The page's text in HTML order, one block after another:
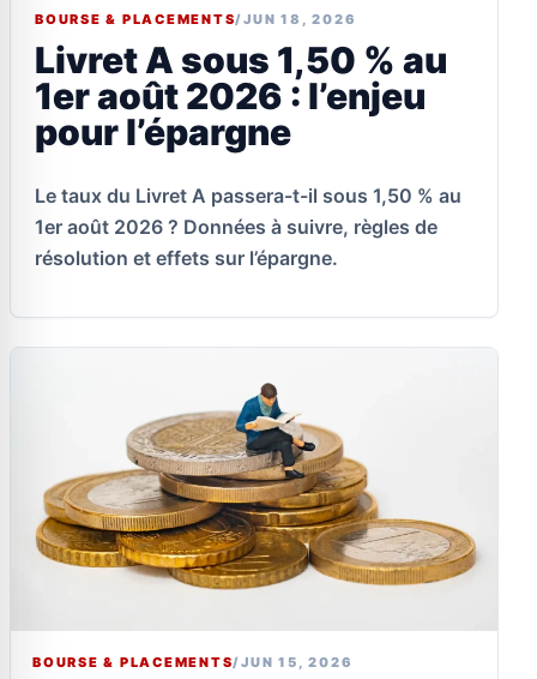
BOURSE & PLACEMENTS/JUN 18, 2026
Livret A sous 1,50 % au
1er août 2026 : l’enjeu
pour l’épargne
Le taux du Livret A passera-t-il sous 1,50 % au
1er août 2026 ? Données à suivre, règles de
résolution et effets sur l’épargne.
BOURSE & PLACEMENTS/JUN 15, 2026